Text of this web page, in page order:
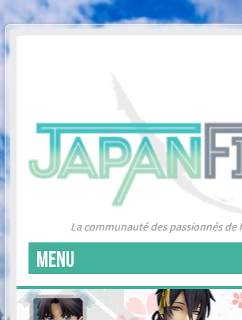
La communauté des passionnés de
MENU